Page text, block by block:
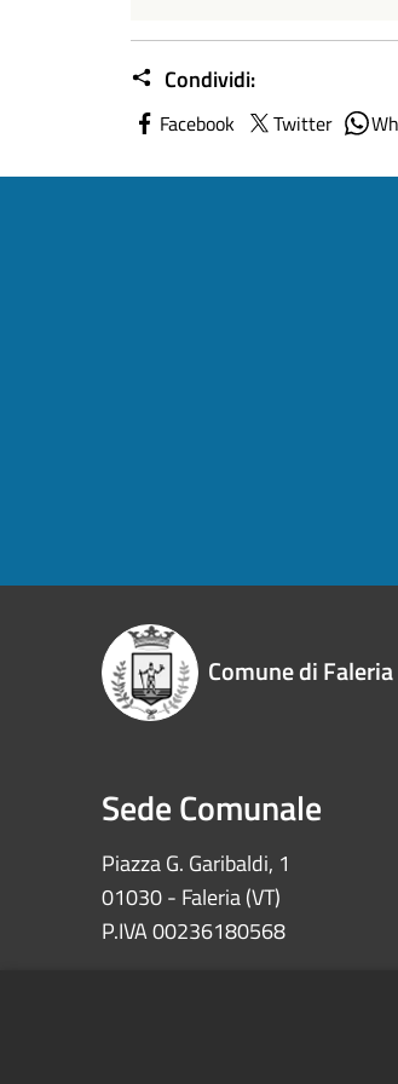
Condividi:
Facebook Twitter
Comune di Faleria
Sede Comunale
Piazza G. Garibaldi, 1
01030 - Faleria (VT)
P.IVA 00236180568
Ccp 11639010 – Tesoreria